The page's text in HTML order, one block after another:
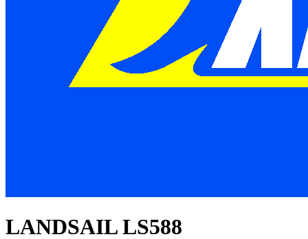
LANDSAIL LS588